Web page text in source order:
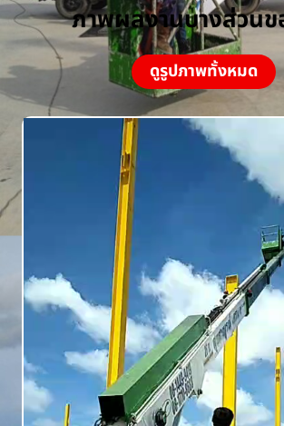
ภาพผลงานบางส่วนข
ดูรูปภาพทั้งหมด